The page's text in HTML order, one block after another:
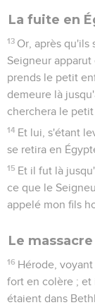
La fuite en
13 Or, après qu'ils
Seigneur apparut
prends le petit
demeure là
cherchera le
14 Et lui, s'étant
se retira en
15 Et il fut là
ce que le
appelé mon fils
Le
16 Hérode,
fort en colère ; et
étaient dans